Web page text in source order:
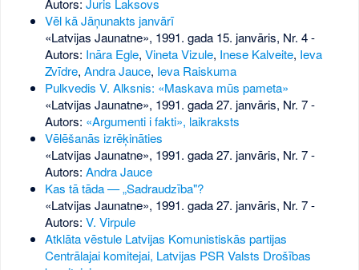
Autors: Juris Laksovs
Vēl kā Jāņunakts janvārī
«Latvijas Jaunatne», 1991. gada 15. janvāris, Nr. 4-
Autors: Ināra Egle, Vineta Vizule, Inese Kalveite, Ieva
Zvīdre, Andra Jauce, Ieva Raiskuma
Pulkvedis V. Alksnis: «Maskava mūs pameta»
«Latvijas Jaunatne», 1991. gada 27. janvāris, Nr. 7-
Autors: «Argumenti i fakti», laikraksts
Vēlēšanās izrēķināties
«Latvijas Jaunatne», 1991. gada 27. janvāris, Nr. 7-
Autors: Andra Jauce
Kas tā tāda — „Sadraudzība"?
«Latvijas Jaunatne», 1991. gada 27. janvāris, Nr. 7-
Autors: V. Virpule
Atklāta vēstule Latvijas Komunistiskās partijas
Centrālajai komitejai, Latvijas PSR Valsts Drošības